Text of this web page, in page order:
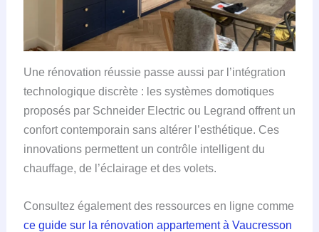
Une rénovation réussie passe aussi par l’intégration
technologique discrète : les systèmes domotiques
proposés par Schneider Electric ou Legrand offrent un
confort contemporain sans altérer l’esthétique. Ces
innovations permettent un contrôle intelligent du
chauffage, de l’éclairage et des volets.
Consultez également des ressources en ligne comme
ce guide sur la rénovation appartement à Vaucresson